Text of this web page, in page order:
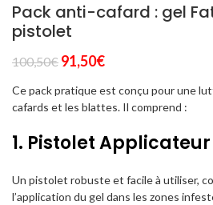
Pack anti-cafard : gel
pistolet
100,50€ Le
initial
était :
91,50€Le
actuel
est :
Ce pack pratique est conçu pour une
cafards et les blattes. Il comprend :
1. Pistolet Applicateur
Un pistolet robuste et facile à utiliser,
l’application du gel dans les zones